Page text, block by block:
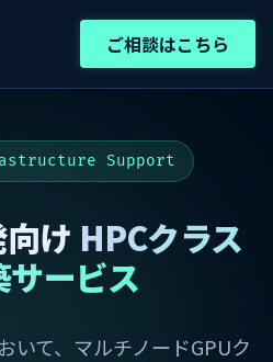
ご相談はこちら
Support
け HPCクラス
サービス
いて、マルチノードGPUク